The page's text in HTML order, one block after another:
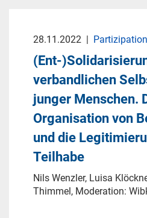
28.11.2022 |
(Ent-
verbandlichen
junger Menschen.
Organisation von
und die
Teilhabe
Nils Wenzler, Luisa
Thimmel, Moderation: